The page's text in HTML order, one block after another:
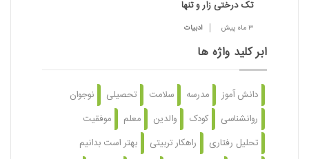
تک درختی زار و تنها
3 ماه پیش ادبیات
ابر کلید واژه ها
دانش آموز مدرسه سلامت تحصیلی
نوجوان
روانشناسی
کودک والدین معلم
موفقیت
تحلیل رفتاری
راهکار تربیتی
بهتر است بدانیم